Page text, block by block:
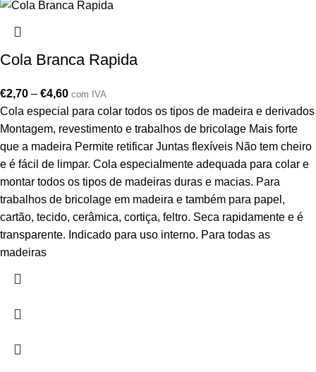
Cola Branca Rapida
€2,70 – €4,60 com IVA
Cola especial para colar todos os tipos de madeira e derivados
Montagem, revestimento e trabalhos de bricolage Mais forte
que a madeira Permite retificar Juntas flexíveis Não tem cheiro
e é fácil de limpar. Cola especialmente adequada para colar e
montar todos os tipos de madeiras duras e macias. Para
trabalhos de bricolage em madeira e também para papel,
cartão, tecido, cerâmica, cortiça, feltro. Seca rapidamente e é
transparente. Indicado para uso interno. Para todas as
madeiras